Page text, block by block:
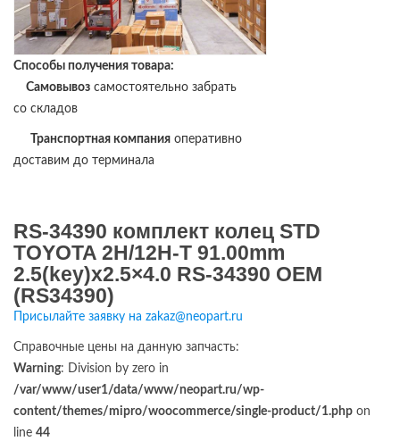
Способы получения товара:
Самовывоз самостоятельно забрать
со складов
Транспортная компания оперативно
доставим до терминала
RS-34390 комплект колец STD
TOYOTA 2H/12H-T 91.00mm
2.5(key)x2.5×4.0 RS-34390 OEM
(RS34390)
Присылайте заявку на zakaz@neopart.ru
Справочные цены на данную запчасть:
Warning: Division by zero in
/var/www/user1/data/www/neopart.ru/wp-
content/themes/mipro/woocommerce/single-product/1.php on
line 44